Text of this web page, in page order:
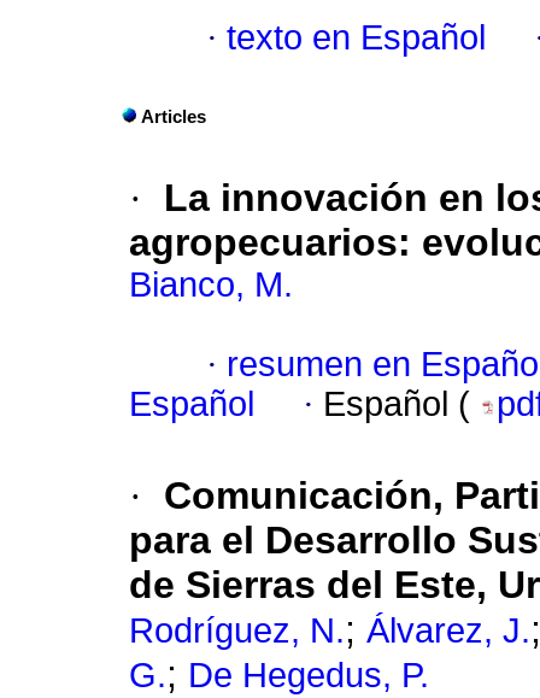
· texto en Español
Articles
·
La innovación en
agropecuarios:
Bianco, M.
· resumen en
Español
· Español (
·
Comunicación,
para el Desarrollo
de Sierras del Este,
Rodríguez, N.; Álvarez, J.
G.; De Hegedus, P.